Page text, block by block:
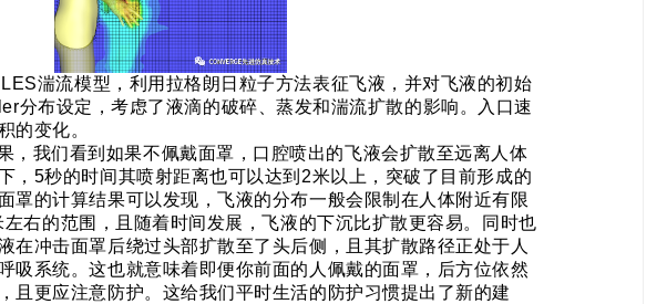
LES湍流模型，利用拉格朗日粒子方法表征飞液，并对飞液的初始
分布设定，考虑了液滴的破碎、蒸发和湍流扩散的影响。
入口速
的变化。
，我们看到如果不佩戴面罩，口腔喷出的飞液会扩散至远离人体
， 5秒的时间其喷射距离也可以达到 2米以上，突破了目前形成的
罩的计算结果可以发现，飞液的分布一般会限制在人体附近有限
左右的范围，且随着时间发展，飞液的下沉比扩散更容易。同时也
在冲击面罩后绕过头部扩散至了头后侧，且其扩散路径正处于人
吸系统。这也就意味着即便你前面的人佩戴的面罩，后方位依然
且更应注意防护。这给我们平时生活的防护习惯提出了新的建